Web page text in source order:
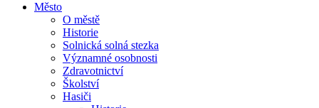
Město
O městě
Historie
Solnická solná stezka
Významné osobnosti
Zdravotnictví
Školství
Hasiči